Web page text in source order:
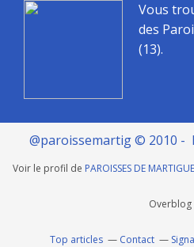
Vous
des
(13).
@paroissemartig © 2010 -
Voir le profil de PAROISSES DE
Overblog
Top articles Contact